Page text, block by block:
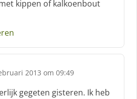
kippen of kalkoenbout
2013 om 09:49
gegeten gisteren. Ik heb